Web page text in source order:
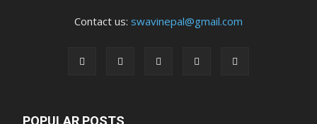
Contact us: swavinepal@gmail.com